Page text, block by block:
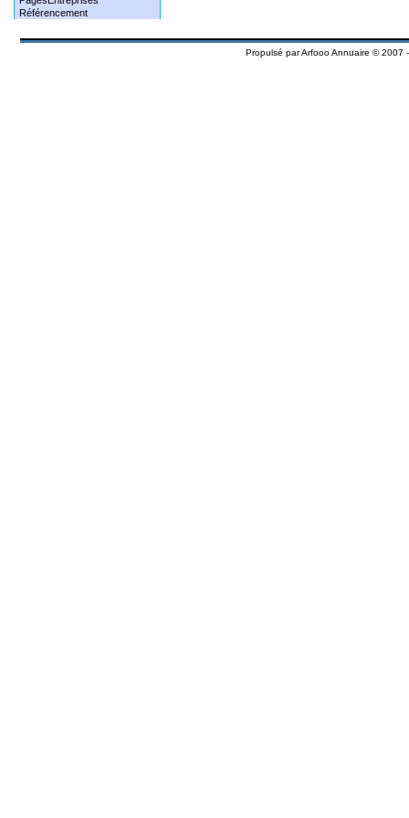
Référencement
Propulsé parArfooo Annuaire © 2007